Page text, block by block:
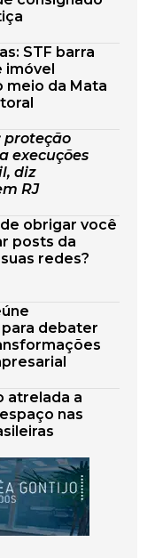
STF barra
imóvel
meio da Mata
proteção
execuções
diz
RJ
obrigar você
posts da
redes?
debater
atrelada a
nas